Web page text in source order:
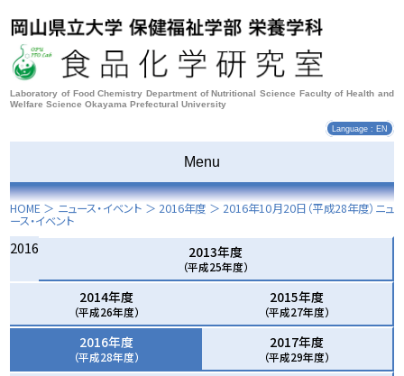
Laboratory of Food Chemistry Department of Nutritional Science Faculty of Health and
Welfare Science Okayama Prefectural University
Language : EN
Menu
HOME ＞ ニュース・イベント ＞ 2016年度 ＞ 2016年10月20日 （平成28年度）ニュ
ース・イベント
2016 2013年度
（平成25年度）
2014年度
（平成26年度）
2015年度
（平成27年度）
2016年度
（平成28年度）
2017年度
（平成29年度）